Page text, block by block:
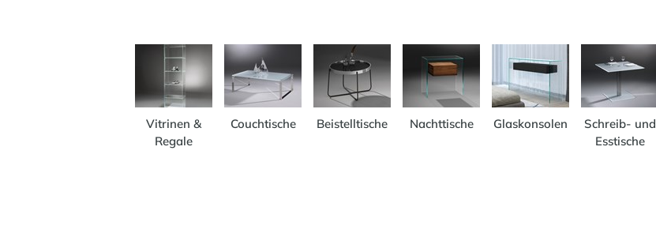
Vitrinen &
Regale
Couchtische Beistelltische Nachttische Glaskonsolen
Schreib- und
Esstische